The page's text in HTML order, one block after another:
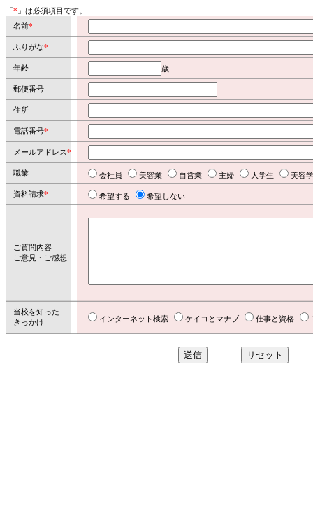
「* 」は必須項目です。
名前*
ふりがな*
年齢 歳
郵便番号
住所
電話番号*
メールアドレス*
職業 会社員 美容業 自営業 主婦 大学生 美容
資料請求* 希望する 希望しない
ご質問内容
ご意見・ご感想
当校を知った
きっかけ
インターネット検索 ケイコとマナブ 仕事と資格